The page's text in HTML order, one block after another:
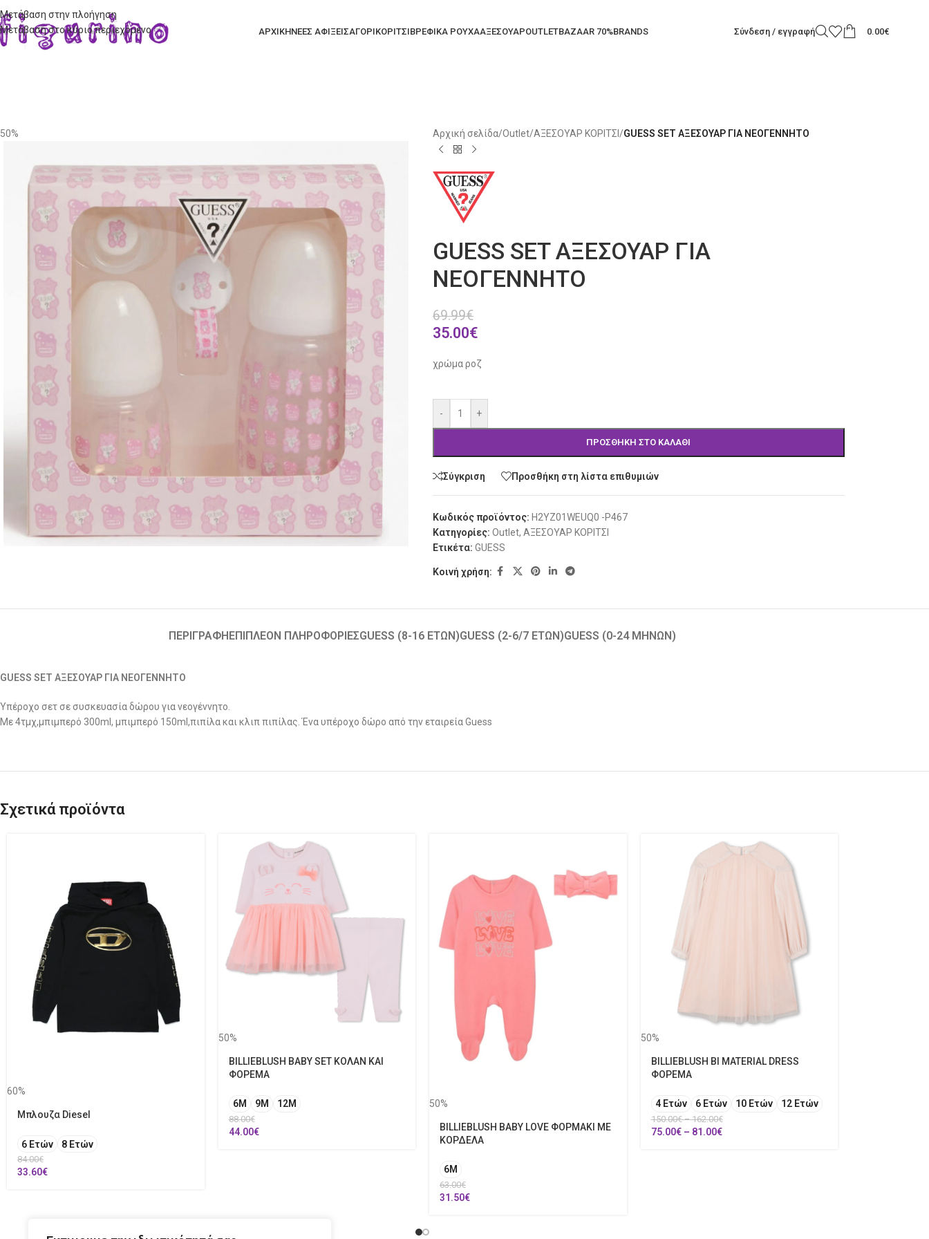
Μετάβαση στην πλοήγηση
Μετάβαση στο κύριο περιεχόμενο
ΑΡΧΙΚΗΝΕΕΣ ΑΦΙΞΕΙΣΑΓΟΡΙΚΟΡΙΤΣΙΒΡΕΦΙΚΑ ΡΟΥΧΑΑΞΕΣΟΥΑΡOUTLETBAZAAR 70%BRANDS Σύνδεση / εγγραφή 0.00€
50% Αρχική σελίδα/Outlet/ΑΞΕΣΟΥΑΡ ΚΟΡΙΤΣΙ /GUESS SET ΑΞΕΣΟΥΑΡ ΓΙΑ ΝΕΟΓΕΝΝΗΤΟ
GUESS SET ΑΞΕΣΟΥΑΡ ΓΙΑ
ΝΕΟΓΕΝΝΗΤΟ
69.99€
35.00€
χρώμα ροζ
- +
ΠΡΟΣΘΉΚΗ ΣΤΟ ΚΑΛΆΘΙ
Σύγκριση Προσθήκη στη λίστα επιθυμιών
Κωδικός προϊόντος: H2YZ01WEUQ0 -P467
Κατηγορίες: Outlet, ΑΞΕΣΟΥΑΡ ΚΟΡΙΤΣΙ
Ετικέτα: GUESS
Κοινή χρήση:
ΠΕΡΙΓΡΑΦΉΕΠΙΠΛΈΟΝ ΠΛΗΡΟΦΟΡΊΕΣGUESS (8-16 ΕΤΏΝ)GUESS (2-6/7 ΕΤΏΝ)GUESS (0-24 ΜΗΝΏΝ)
GUESS SET ΑΞΕΣΟΥΑΡ ΓΙΑ ΝΕΟΓΕΝΝΗΤΟ
Υπέροχο σετ σε συσκευασία δώρου για νεογέννητο.
Με 4τμχ,μπιμπερό 300ml, μπιμπερό 150ml,πιπίλα και κλιπ πιπίλας. Ένα υπέροχο δώρο από την εταιρεία Guess
Σχετικά προϊόντα
60%
Μπλουζα Diesel
6 Ετών 8 Ετών
84.00€
33.60€
50%
BILLIEBLUSH BABY SET ΚΟΛΑΝ ΚΑΙ
ΦΟΡΕΜΑ
6M 9M 12Μ
88.00€
44.00€
50%
BILLIEBLUSH BABY LOVE ΦΟΡΜΑΚΙ ΜΕ
ΚΟΡΔΕΛΑ
6M
63.00€
31.50€
50%
BILLIEBLUSH BI MATERIAL DRESS
ΦΟΡΕΜΑ
4 Ετών 6 Ετών 10 Ετών 12 Ετών
150.00€ – 162.00€
75.00€ – 81.00€